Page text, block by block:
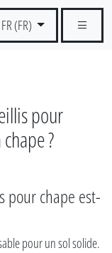
FR (FR)
pour
?
chape est-
pour un sol solide.